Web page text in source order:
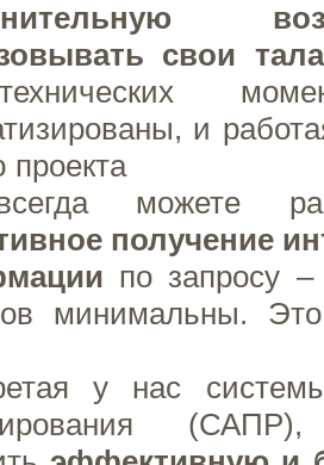
свои
и
проекта
можете
получение
по запросу –
минимальны.
у нас